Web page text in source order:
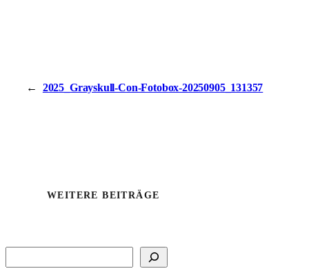
← 2025_Grayskull-Con-Fotobox-20250905_131357
WEITERE BEITRÄGE